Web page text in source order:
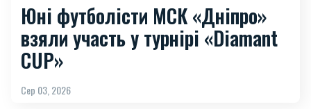
Юні футболісти МСК «Дніпро»
взяли участь у турнірі «Diamant
CUP»
Сер 03, 2026